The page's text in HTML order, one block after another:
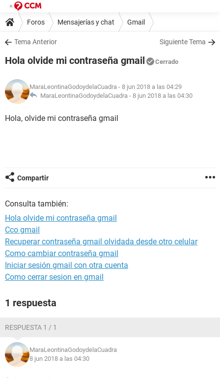
Foros Mensajerías y chat Gmail
Tema Anterior Siguiente Tema
Hola olvide mi contraseña gmail Cerrado
MaraLeontinaGodoydelaCuadra - 8 jun 2018 a las 04:29
MaraLeontinaGodoydelaCuadra - 8 jun 2018 a las 04:30
Hola, olvide mi contraseña gmail
Compartir
Consulta también:
Hola olvide mi contraseña gmail
Cco gmail
Recuperar contraseña gmail olvidada desde otro celular
Como cambiar contraseña gmail
Iniciar sesión gmail con otra cuenta
Como cerrar sesion en gmail
1 respuesta
RESPUESTA 1 / 1
MaraLeontinaGodoydelaCuadra
8 jun 2018 a las 04:30